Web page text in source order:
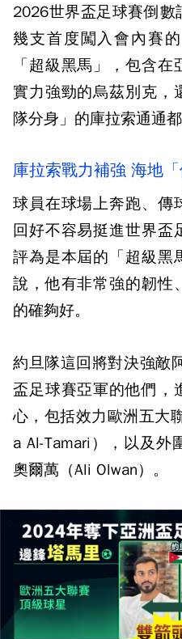
2026世界盃足球賽倒數
幾支首度闖入會內賽
「超級黑馬」，包含在
實力強勁的烏茲別克，
隊分身」的庫拉索通通都
庫拉索戰力補強 海地
球員在球場上奔跑、傳
回好不容易挺進世界盃
評為是本屆的「超級黑
說，他有非常強的韌性
的確夠好。
約旦隊這回將對決強敵
盃足球賽亞軍的他們，
心，包括效力歐洲五大
a Al-Tamari），以及外
奧爾萬（Ali Olwan）。